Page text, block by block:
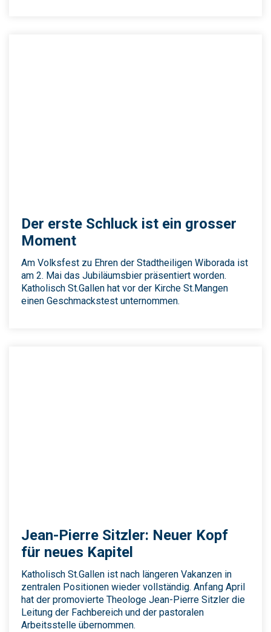
Der erste Schluck ist ein grosser
Moment
Am Volksfest zu Ehren der Stadtheiligen Wiborada ist
am 2. Mai das Jubiläumsbier präsentiert worden.
Katholisch St.Gallen hat vor der Kirche St.Mangen
einen Geschmackstest unternommen.
Jean-Pierre Sitzler: Neuer Kopf
für neues Kapitel
Katholisch St.Gallen ist nach längeren Vakanzen in
zentralen Positionen wieder vollständig. Anfang April
hat der promovierte Theologe Jean-Pierre Sitzler die
Leitung der Fachbereich und der pastoralen
Arbeitsstelle übernommen.